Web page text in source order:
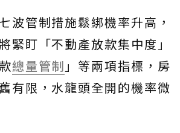
波管制措施鬆綁機率升高，
緊盯「不動產放款集中度」
總量管制 」等兩項指標，房
有限，水龍頭全開的機率微